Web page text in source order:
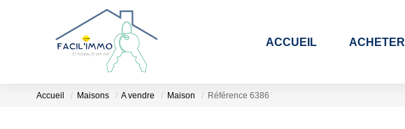
ACCUEIL ACHETER
Accueil Maisons A vendre Maison Référence 6386